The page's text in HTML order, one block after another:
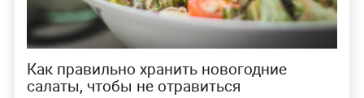
Как правильно хранить новогодние
салаты, чтобы не отравиться